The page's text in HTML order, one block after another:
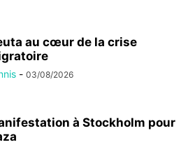
au cœur de la crise
- 03/08/2026
à Stockholm pour